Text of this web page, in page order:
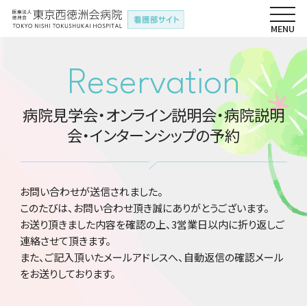
Reservation
病院見学会・オンライン説明会・病院説明
会・インターンシップの予約
お問い合わせが送信されました。
このたびは、お問い合わせ頂き誠にありがとうございます。
お送り頂きました内容を確認の上、3営業日以内に折り返しご
連絡させて頂きます。
また、ご記入頂いたメールアドレスへ、自動返信の確認メール
をお送りしております。